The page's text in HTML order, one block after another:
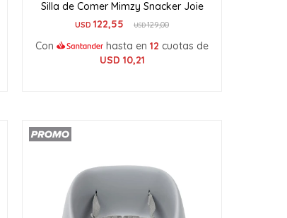
Silla de Comer Mimzy Snacker Joie
USD 122,55 USD129,00
Con hasta en12 cuotas de
USD 10,21